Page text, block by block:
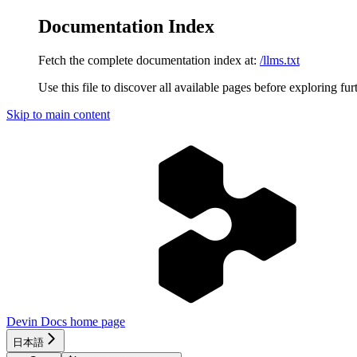
Documentation Index
Fetch the complete documentation index at: /llms.txt
Use this file to discover all available pages before exploring
Skip to main content
Devin Docs home page
日本語